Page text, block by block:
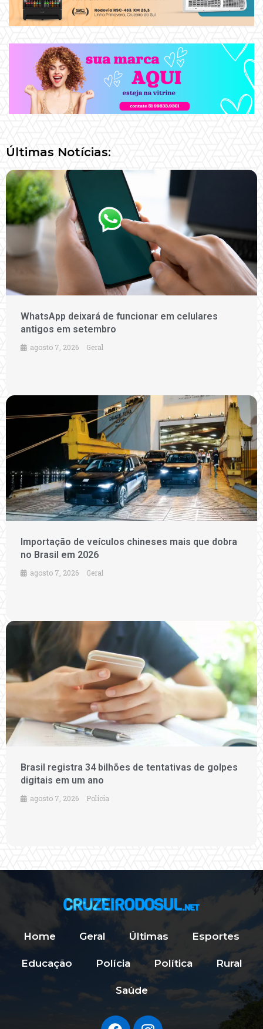
Últimas Notícias:
WhatsApp deixará de funcionar em celulares
antigos em setembro
agosto 7, 2026 Geral
Importação de veículos chineses mais que dobra
no Brasil em 2026
agosto 7, 2026 Geral
Brasil registra 34 bilhões de tentativas de golpes
digitais em um ano
agosto 7, 2026 Polícia
Home Geral Últimas Esportes
Educação Polícia Política Rural
Saúde